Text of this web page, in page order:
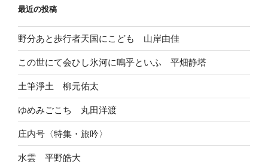
最近の投稿
野分あと歩行者天国にこども 山岸由佳
この世にて会ひし氷河に嗚乎といふ 平畑静塔
土筆淨土 柳元佑太
ゆめみごこち 丸田洋渡
庄内号〈特集・旅吟〉
水雲 平野皓大